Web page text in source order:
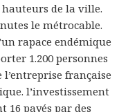
hauteurs de la ville.
le métrocable.
rapace endémique
1.200 personnes
française
l’investissement
16 payés par des